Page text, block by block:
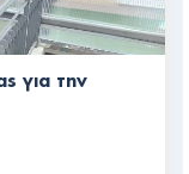
για την